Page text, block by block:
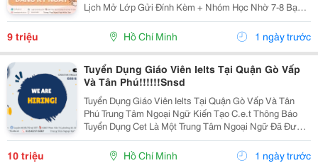
Lịch Mở Lớp Gửi Đính Kèm + Nhóm Học Nhờ 7-8 Bạn/
Lớp + Giáo Trình Ielts Có Band Điểm Lộ Trình, Sách
Nước Ngoài Bám Sát + Chia Đều 4 Kỹ...
9 triệu Hồ Chí Minh 1 ngày trước
Tuyển Dụng Giáo Viên Ielts Tại Quận Gò Vấp
Và Tân Phú!!!!!!Snsd
Tuyển Dụng Giáo Viên Ielts Tại Quận Gò Vấp Và Tân
Phú Trung Tâm Ngoại Ngữ Kiến Tạo C.e.t Thông Báo
Tuyển Dụng Cet Là Một Trung Tâm Ngoại Ngữ Đã Được
Thành Lập 16 Năm Chuyên Về Chương Trình Anh Văn
Học Thuật Ielts &Ndash; Toefl Ibt. Trung Tâm...
10 triệu Hồ Chí Minh 1 ngày trước